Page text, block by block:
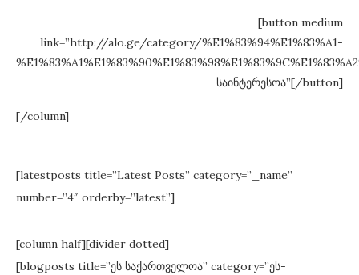
[button medium
link=”http://alo.ge/category/%E1%83%94%E1%83%A1-
საინტერესოა”[/button]
[/column]
[latestposts title=”Latest Posts” category=”_name”
number=”4″ orderby=”latest”]
[column half][divider dotted]
[blogposts title=”ეს საქართველოა” category=”ეს-